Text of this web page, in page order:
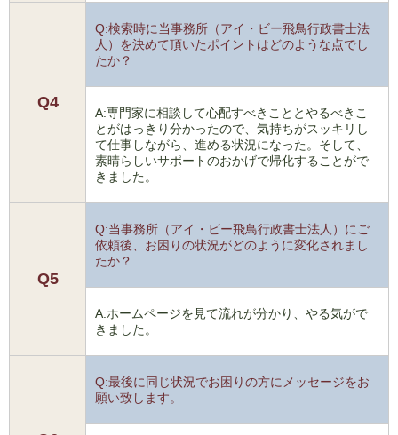
Q4
Q:検索時に当事務所（アイ・ビー飛鳥行政書士法
人）を決めて頂いたポイントはどのような点でし
たか？
A:専門家に相談して心配すべきこととやるべきこ
とがはっきり分かったので、気持ちがスッキリし
て仕事しながら、進める状況になった。そして、
素晴らしいサポートのおかげで帰化することがで
きました。
Q5
Q:当事務所（アイ・ビー飛鳥行政書士法人）にご
依頼後、お困りの状況がどのように変化されまし
たか？
A:ホームページを見て流れが分かり、やる気がで
きました。
Q:最後に同じ状況でお困りの方にメッセージをお
願い致します。